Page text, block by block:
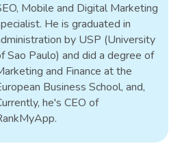
Mobile and Digital Marketing
He is graduated in
by USP (University
Sao Paulo) and did a degree of
and Finance at the
Business School, and,
he's CEO of